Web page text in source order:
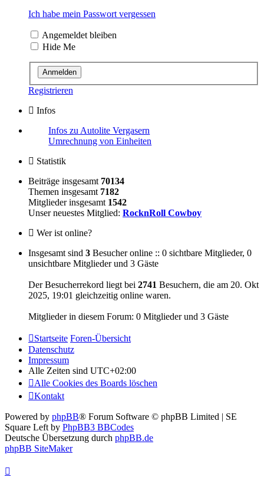
Ich habe mein Passwort vergessen
Angemeldet bleiben
Hide Me
Registrieren
Infos
Infos zu Autolite Vergasern
Umrechnung von Einheiten
Statistik
Beiträge insgesamt 70134
Themen insgesamt 7182
Mitglieder insgesamt 1542
Unser neuestes Mitglied: RocknRoll Cowboy
Wer ist online?
Insgesamt sind 3 Besucher online :: 0 sichtbare Mitglieder, 0
unsichtbare Mitglieder und 3 Gäste
Der Besucherrekord liegt bei 2741 Besuchern, die am 20. Okt
2025, 19:01 gleichzeitig online waren.
Mitglieder in diesem Forum: 0 Mitglieder und 3 Gäste
Startseite Foren-Übersicht
Datenschutz
Impressum
Alle Zeiten sind UTC+02:00
Alle Cookies des Boards löschen
Kontakt
Powered by phpBB® Forum Software © phpBB Limited | SE
Square Left by PhpBB3 BBCodes
Deutsche Übersetzung durch phpBB.de
phpBB SiteMaker